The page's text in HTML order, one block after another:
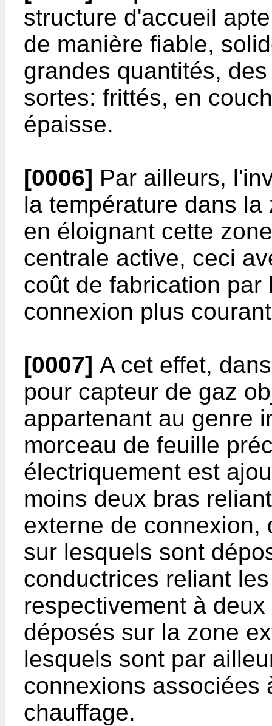
structure d'accueil
de manière fiable,
grandes quantités,
sortes: frittés, en
épaisse.
[0006] Par ailleurs,
la température dans
en éloignant cette
centrale active, ceci
coût de fabrication
connexion plus
[0007] A cet effet,
pour capteur de gaz
appartenant au genre
morceau de feuille
électriquement est
moins deux bras
externe de connexion,
sur lesquels sont
conductrices reliant
respectivement à
déposés sur la zone
lesquels sont par
connexions associées
chauffage.